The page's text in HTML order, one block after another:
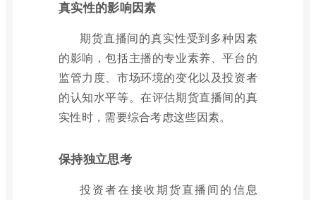
真实性的影响因素
期货直播间的真实性受到多种因素
的影响，包括主播的专业素养、平台的
监管力度、市场环境的变化以及投资者
的认知水平等。在评估期货直播间的真
实性时，需要综合考虑这些因素。
保持独立思考
投资者在接收期货直播间的信息